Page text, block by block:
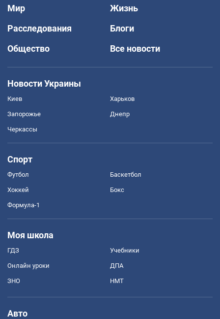
Мир
Жизнь
Расследования
Блоги
Общество
Все новости
Новости Украины
Киев Харьков
Запорожье Днепр
Черкассы
Спорт
Футбол Баскетбол
Хоккей Бокс
Формула-1
Моя школа
ГДЗ Учебники
Онлайн уроки ДПА
ЗНО НМТ
Авто